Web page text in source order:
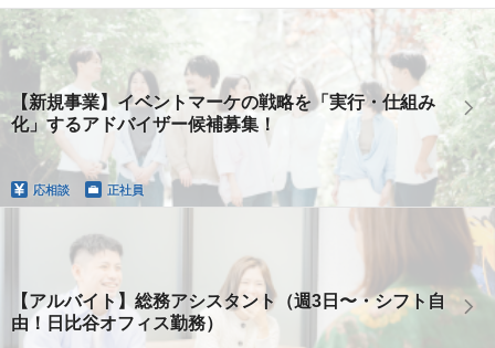
【新規事業】イベントマーケの戦略を「実行・仕組み
化」するアドバイザー候補募集！
応相談 正社員
【アルバイト】総務アシスタント（週3日〜・シフト自
由！日比谷オフィス勤務）